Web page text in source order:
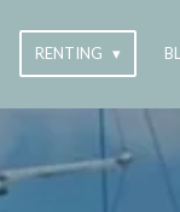
RENTING